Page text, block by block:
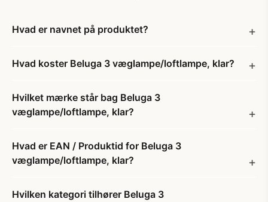
Hvad er navnet på produktet?
Hvad koster Beluga 3 væglampe/loftlampe, klar?
Hvilket mærke står bag Beluga 3
væglampe/loftlampe, klar?
Hvad er EAN / Produktid for Beluga 3
væglampe/loftlampe, klar?
Hvilken kategori tilhører Beluga 3